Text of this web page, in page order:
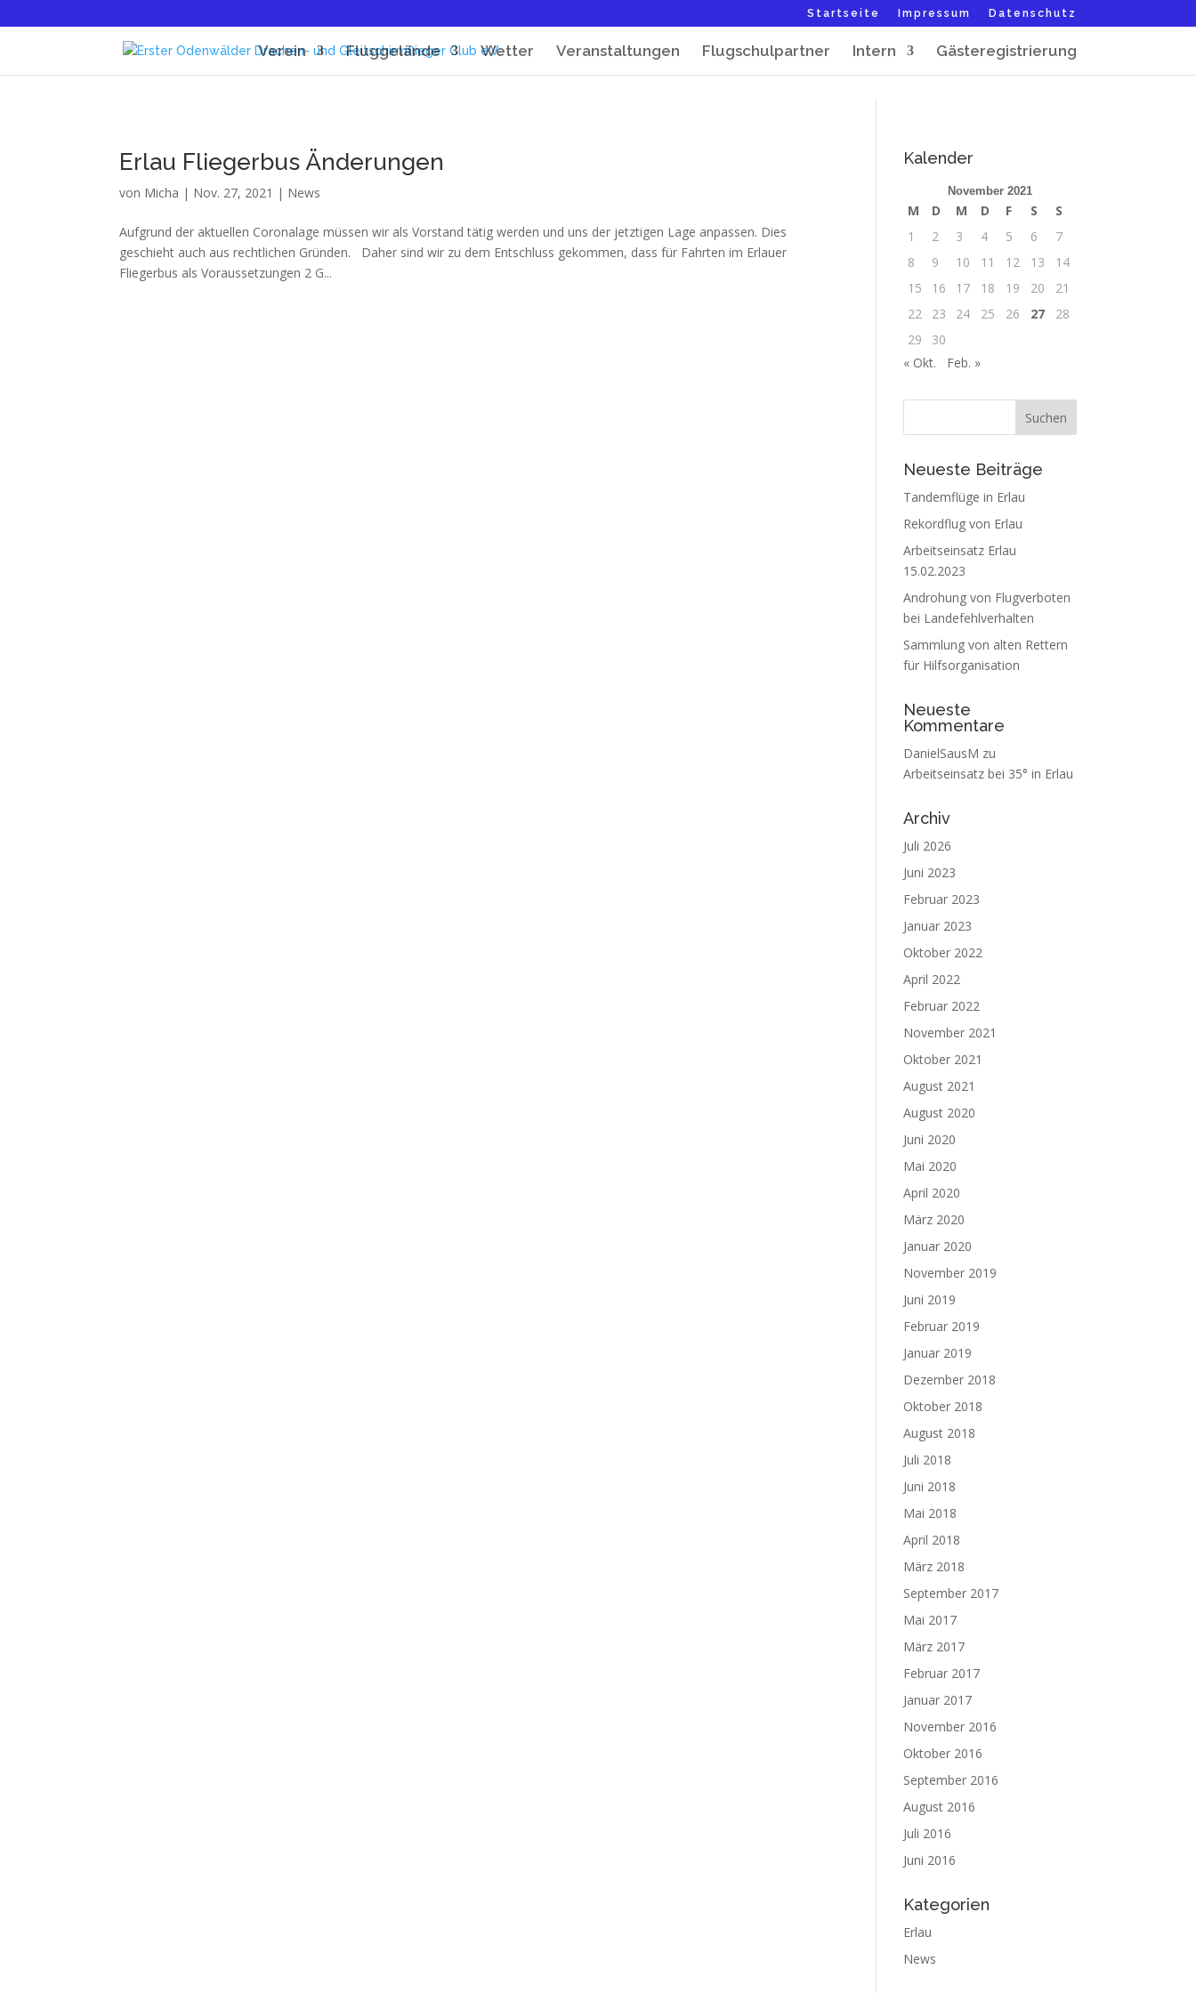
Startseite Impressum Datenschutz
Verein Fluggelände Wetter Veranstaltungen Flugschulpartner Intern Gästeregistrierung
Erlau Fliegerbus Änderungen
von Micha | Nov. 27, 2021 | News
Aufgrund der aktuellen Coronalage müssen wir als Vorstand tätig werden und uns der jetztigen Lage anpassen. Dies
geschieht auch aus rechtlichen Gründen. Daher sind wir zu dem Entschluss gekommen, dass für Fahrten im Erlauer
Fliegerbus als Voraussetzungen 2 G...
Kalender
November 2021
M D M D F S
S
1
2 3 4 5 6
7
8
9 10 11 12 13
14
15
16 17 18 19 20
21
22
23 24 25 26 27
28
29
30
« Okt.
Feb. »
Neueste Beiträge
Tandemflüge in Erlau
Rekordflug von Erlau
Arbeitseinsatz Erlau
15.02.2023
Androhung von Flugverboten
bei Landefehlverhalten
Sammlung von alten Rettern
für Hilfsorganisation
Neueste
Kommentare
DanielSausM zu
Arbeitseinsatz bei 35° in Erlau
Archiv
Juli 2026
Juni 2023
Februar 2023
Januar 2023
Oktober 2022
April 2022
Februar 2022
November 2021
Oktober 2021
August 2021
August 2020
Juni 2020
Mai 2020
April 2020
März 2020
Januar 2020
November 2019
Juni 2019
Februar 2019
Januar 2019
Dezember 2018
Oktober 2018
August 2018
Juli 2018
Juni 2018
Mai 2018
April 2018
März 2018
September 2017
Mai 2017
März 2017
Februar 2017
Januar 2017
November 2016
Oktober 2016
September 2016
August 2016
Juli 2016
Juni 2016
Kategorien
Erlau
News